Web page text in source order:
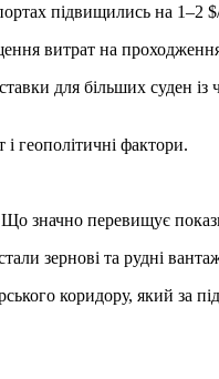
підвищились на 1–2
витрат на
для більших суден
геополітичні фактори.
значно перевищує
зернові та рудні
коридору, який за